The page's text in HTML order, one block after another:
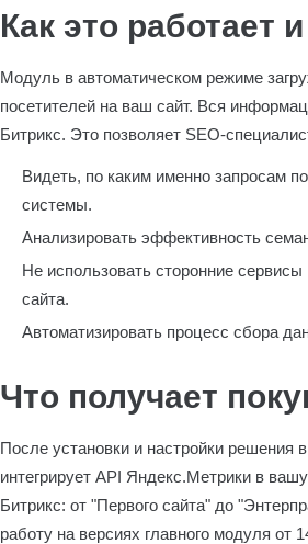
Как это работает
Модуль в автоматическом режиме
посетителей на ваш сайт. Вся
Битрикс. Это позволяет SEO-
Видеть, по каким именно запросам
системы.
Анализировать эффективность
Не использовать сторонние
сайта.
Автоматизировать процесс сбора
Что получает
После установки и настройки решения
интегрирует API Яндекс.Метрики в
Битрикс: от "Первого сайта" до
работу на версиях главного модуля